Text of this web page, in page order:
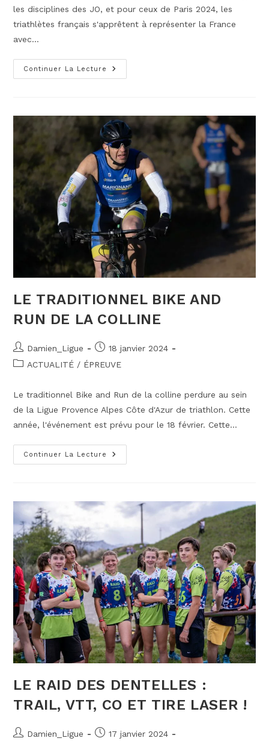
les disciplines des JO, et pour ceux de Paris 2024, les
triathlètes français s'apprêtent à représenter la France
avec…
Continuer La Lecture
LE
TRIATHLON
:
UN
HERITAGE
DE
PASSION
ET
DE
PERFORMANCE
LE TRADITIONNEL BIKE AND
RUN DE LA COLLINE
Auteur/autrice
de
Damien_Ligue
Publication
18 janvier 2024
PostACTUALITÉ / ÉPREUVE
Le traditionnel Bike and Run de la colline perdure au sein
de la Ligue Provence Alpes Côte d'Azur de triathlon. Cette
année, l'événement est prévu pour le 18 février. Cette…
Continuer La Lecture
LE
TRADITIONNEL
LA
COLLINE
LE RAID DES DENTELLES :
TRAIL, VTT, CO ET TIRE LASER !
Auteur/autrice
Damien_Ligue
Publication
17 janvier 2024